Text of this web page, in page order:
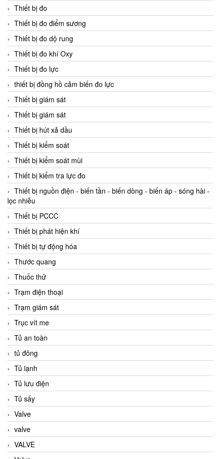
Thiết bị đo
Thiết bị đo điểm sương
Thiết bị đo dộ rung
Thiết bị đo khí Oxy
Thiết bị đo lực
thiết bị đồng hồ cảm biến đo lực
Thiết bị giám sát
Thiết bị giám sát
Thiết bị hút xả dầu
Thiết bị kiểm soát
Thiết bị kiểm soát mùi
Thiết bị kiểm tra lực đo
Thiết bị nguồn điện - biến tần - biến dòng - biến áp - sóng hài -
lọc nhiễu
Thiết bị PCCC
Thiết bị phát hiện khí
Thiết bị tự động hóa
Thước quang
Thuốc thử
Trạm điện thoại
Trạm giám sát
Trục vít me
Tủ an toàn
tủ đông
Tủ lạnh
Tủ lưu điện
Tủ sấy
Valve
valve
VALVE